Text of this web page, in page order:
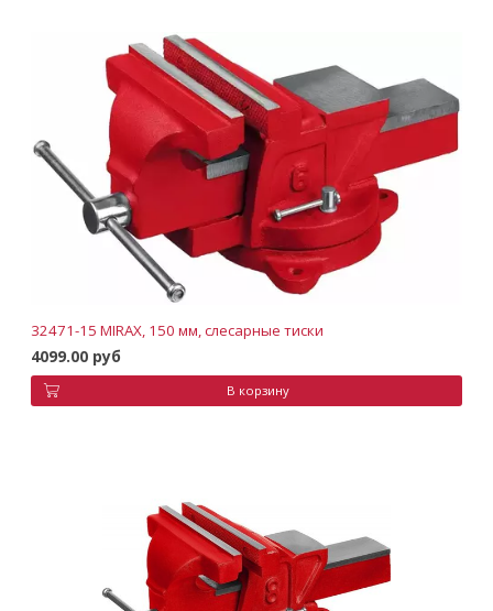
32471-15 MIRAX, 150 мм, слесарные тиски
4099.00 руб
В корзину